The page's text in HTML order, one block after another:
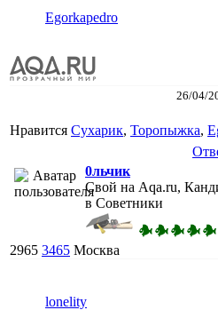
Egorkapedro
26/04/
Нравится Сухарик, Торопыжка,
0льчик
Свой на Aqa.ru,
в Советники
2965 3465 Москва
lonelity